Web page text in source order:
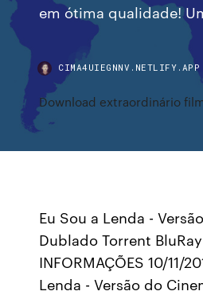
em ótima qualidade!
CIMA4UIEGNNV.NETLIFY.APP
Download extraordinário
Eu Sou a Lenda -
Dublado Torrent
INFORMAÇÕES 10/11/
Lenda - Versão do